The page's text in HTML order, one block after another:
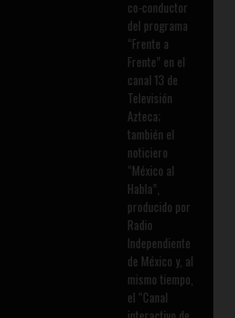
co-conductor
del programa
“Frente a
Frente” en el
canal 13 de
Televisión
Azteca;
también el
noticiero
“México al
Habla”,
producido por
Radio
Independiente
de México y, al
mismo tiempo,
el “Canal